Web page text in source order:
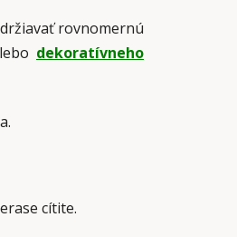
rovnomernú
dekoratívneho
cítite.